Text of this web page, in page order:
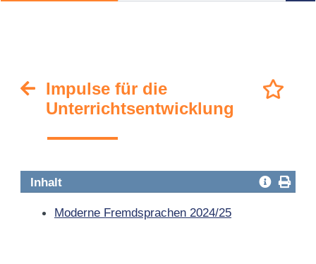
Impulse für die
Unterrichtsentwicklung
Inhalt
Moderne Fremdsprachen 2024/25